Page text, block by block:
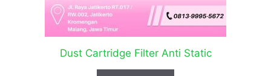
Dust Cartridge Filter Anti Static